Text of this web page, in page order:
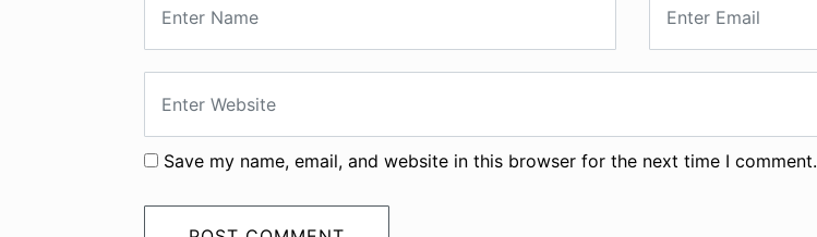
Save my name, email, and website in this browser for the next time I comment.